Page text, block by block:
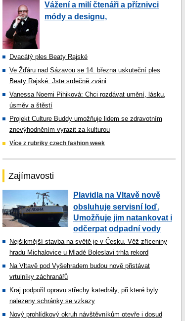
Vážení a milí čtenáři a příznivci
módy a designu,
Dvacátý ples Beaty Rajské
Ve Žďáru nad Sázavou se 14. března uskuteční ples
Beaty Rajské. Jste srdečně zváni
Vanessa Noemi Pihiková: Chci rozdávat umění, lásku,
úsměv a štěstí
Projekt Culture Buddy umožňuje lidem se zdravotním
znevýhodněním vyrazit za kulturou
Více z rubriky czech fashion week
Zajímavosti
Plavidla na Vltavě nově
obsluhuje servisní loď.
Umožňuje jim natankovat i
odčerpat odpadní vody
Nejšikmější stavba na světě je v Česku. Věž zříceniny
hradu Michalovice u Mladé Boleslavi trhla rekord
Na Vltavě pod Vyšehradem budou nově přistávat
vrtulníky záchranářů
Kraj podpořil opravu střechy katedrály, při které byly
nalezeny schránky se vzkazy
Nový prohlídkový okruh návštěvníkům otevře i dosud